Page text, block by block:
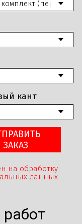
кант
ЗАКАЗ
на обработку
данных